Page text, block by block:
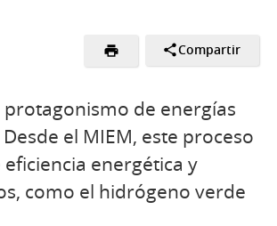
Compartir
de energías
el MIEM, este proceso
energética y
como el hidrógeno verde